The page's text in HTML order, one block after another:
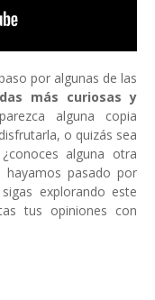
por algunas de las
más curiosas y
alguna copia
o quizás sea
alguna otra
hayamos pasado por
explorando este
tus opiniones con